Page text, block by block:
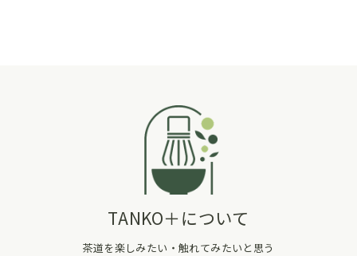
TANKO＋について
茶道を楽しみたい・触れてみたいと思う